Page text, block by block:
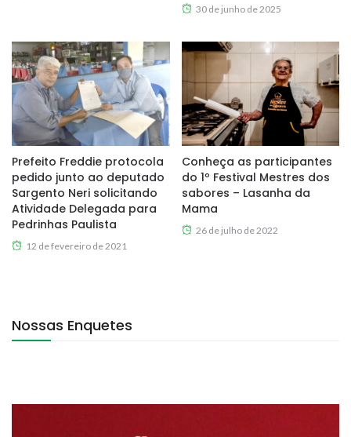
30 de junho de 2025
Prefeito Freddie protocola
pedido junto ao deputado
Sargento Neri solicitando
Atividade Delegada para
Pedrinhas Paulista
12 de fevereiro de 2021
Conheça as participantes
do 1º Festival Mestres dos
sabores – Lasanha da
Mama
26 de julho de 2022
Nossas Enquetes